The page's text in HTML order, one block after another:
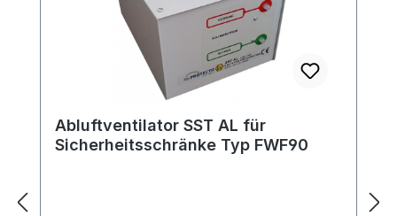
Abluftventilator SST AL für
Sicherheitsschränke Typ FWF90